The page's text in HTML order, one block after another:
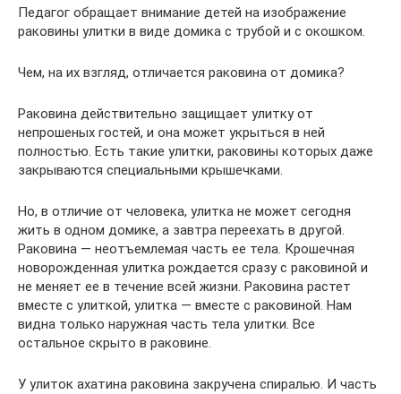
Педагог обращает внимание детей на изображение
раковины улитки в виде домика с трубой и с окошком.
Чем, на их взгляд, отличается раковина от домика?
Раковина действительно защищает улитку от
непрошеных гостей, и она может укрыться в ней
полностью. Есть такие улитки, раковины которых даже
закрываются специальными крышечками.
Но, в отличие от человека, улитка не может сегодня
жить в одном домике, а завтра переехать в другой.
Раковина — неотъемлемая часть ее тела. Крошечная
новорожденная улитка рождается сразу с раковиной и
не меняет ее в течение всей жизни. Раковина растет
вместе с улиткой, улитка — вместе с раковиной. Нам
видна только наружная часть тела улитки. Все
остальное скрыто в раковине.
У улиток ахатина раковина закручена спиралью. И часть